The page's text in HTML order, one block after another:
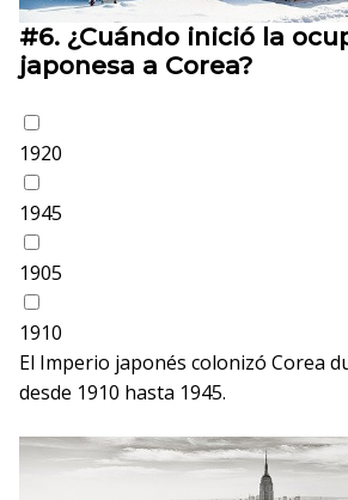
#6. ¿Cuándo inició la
japonesa a Corea?
1920
1945
1905
1910
El Imperio japonés colonizó Corea
desde 1910 hasta 1945.